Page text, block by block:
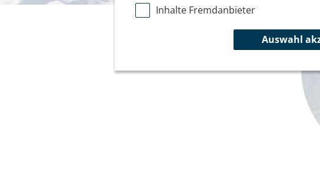
Inhalte Fremdanbieter
Auswahl